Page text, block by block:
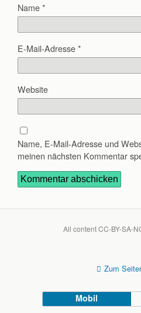
Name*
E-Mail-Adresse*
Website
Name, E-Mail-Adresse und
meinen nächsten Kommentar
All content CC-BY-SA-
Zum
Mobil